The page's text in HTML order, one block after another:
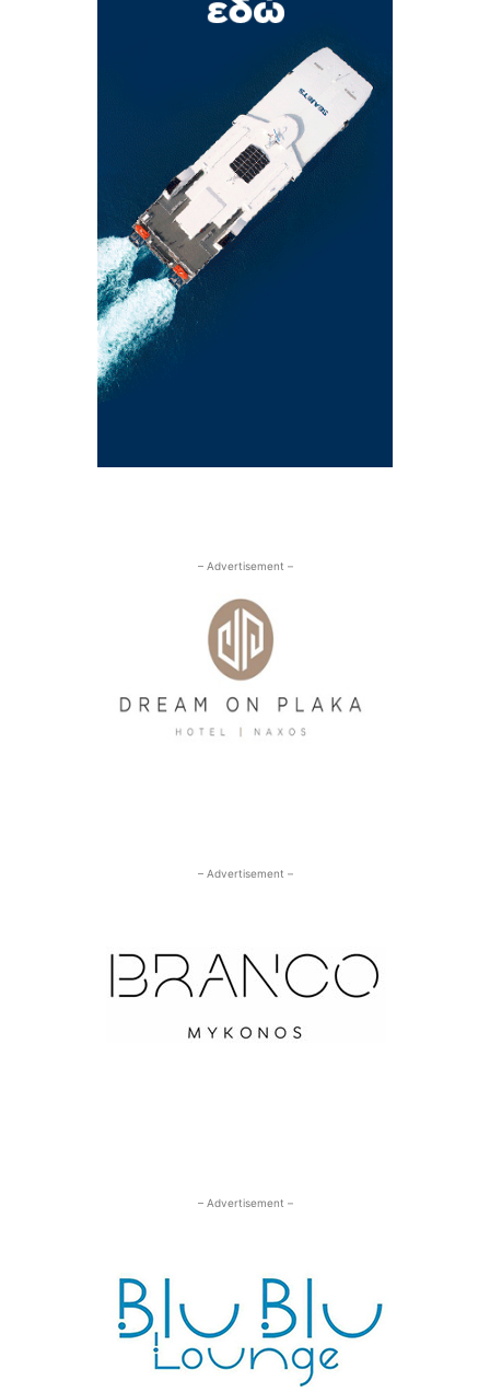
– Advertisement –
– Advertisement –
– Advertisement –